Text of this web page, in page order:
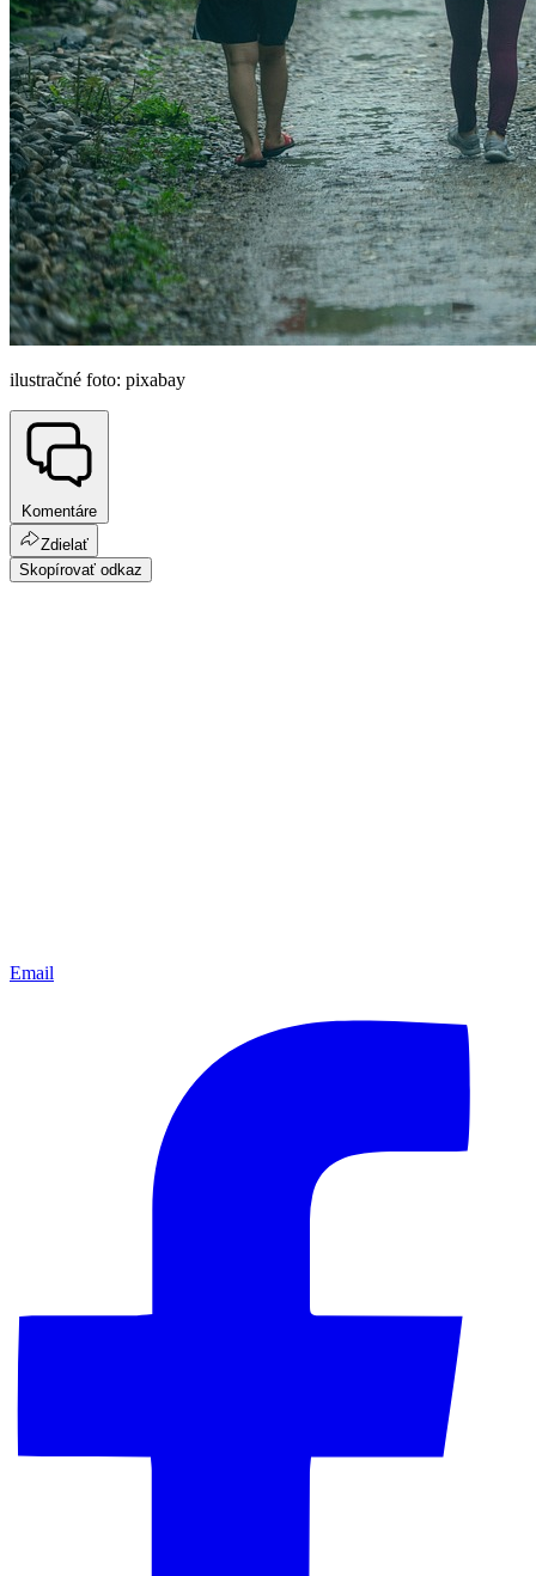
ilustračné foto: pixabay
Komentáre
Zdielať
Skopírovať odkaz
Email